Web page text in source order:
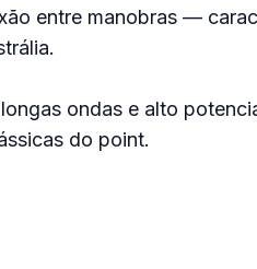
entre manobras —
ondas e alto
do point.